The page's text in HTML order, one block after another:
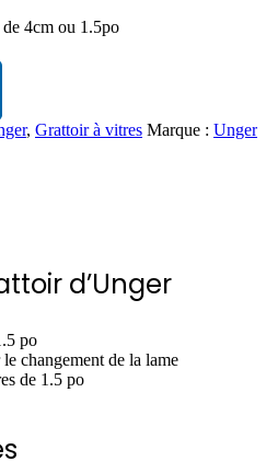
4cm ou 1.5po
, Grattoir à vitres Marque : Unger
d’Unger
po
changement de la lame
de 1.5 po